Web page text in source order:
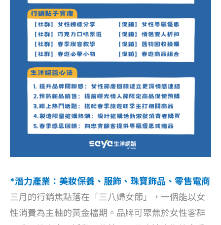
*潛力產業：美妝保養、服飾、珠寶飾品、零售電商
三月的行銷焦點落在「三八婦女節」，一個能以女
性消費為主軸的黃金檔期。品牌可聚焦於女性客群